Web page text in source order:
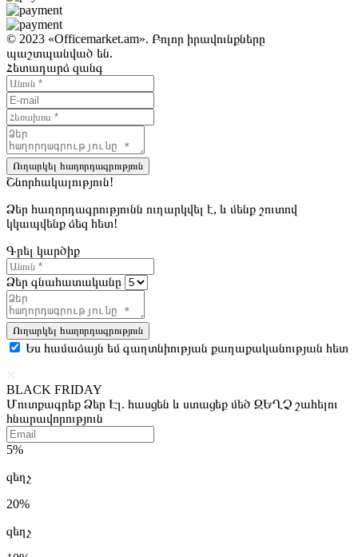
© 2023 «Officemarket.am». Բոլոր իրավունքները
պաշտպանված են.
Հետադարձ զանգ
Ուղարկել հաղորդագրություն
Շնորհակալություն!
Ձեր հաղորդագրությունն ուղարկվել է, և մենք շուտով
կկապվենք ձեզ հետ!
Գրել կարծիք
Ձեր գնահատականը
Ուղարկել հաղորդագրություն
Ես համաձայն եմ գաղտնիության քաղաքականության հետ
BLACK FRIDAY
Մուտքագրեք Ձեր Էլ. հասցեն և ստացեք մեծ ԶԵՂՉ շահելու
հնարավորություն
5%
զեղչ
20%
զեղչ